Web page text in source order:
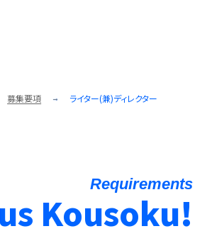
募集要項 ライター(兼)ディレクター
Requirements
Kousoku!